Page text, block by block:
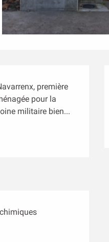
première
pour la
militaire bien...